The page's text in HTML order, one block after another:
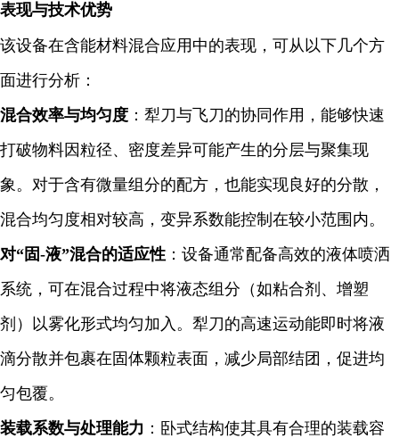
表现与技术优势
该设备在含能材料混合应用中的表现，可从以下几个方
面进行分析：
混合效率与均匀度 ：犁刀与飞刀的协同作用，能够快速
打破物料因粒径、密度差异可能产生的分层与聚集现
象。对于含有微量组分的配方，也能实现良好的分散，
混合均匀度相对较高，变异系数能控制在较小范围内。
对“固-液”混合的适应性 ：设备通常配备高效的液体喷洒
系统，可在混合过程中将液态组分（如粘合剂、增塑
剂）以雾化形式均匀加入。犁刀的高速运动能即时将液
滴分散并包裹在固体颗粒表面，减少局部结团，促进均
匀包覆。
装载系数与处理能力 ：卧式结构使其具有合理的装载容